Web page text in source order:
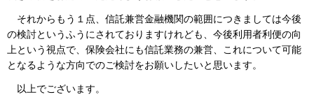
それからもう１点、信託兼営金融機関の範囲につきましては今後
の検討というふうにされておりますけれども、今後利用者利便の向
上という視点で、保険会社にも信託業務の兼営、これについて可能
となるような方向でのご検討をお願いしたいと思います。
以上でございます。